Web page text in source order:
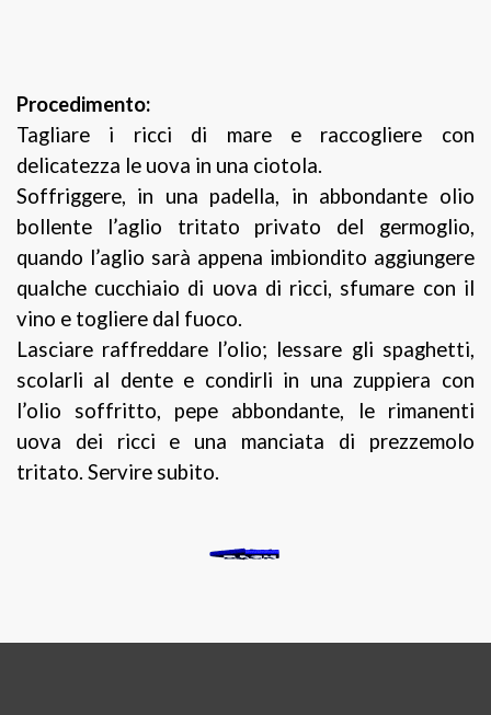
Procedimento:
Tagliare i ricci di mare e raccogliere con
delicatezza le uova in una ciotola.
Soffriggere, in una padella, in abbondante olio
bollente l’aglio tritato privato del germoglio,
quando l’aglio sarà appena imbiondito aggiungere
qualche cucchiaio di uova di ricci, sfumare con il
vino e togliere dal fuoco.
Lasciare raffreddare l’olio; lessare gli spaghetti,
scolarli al dente e condirli in una zuppiera con
l’olio soffritto, pepe abbondante, le rimanenti
uova dei ricci e una manciata di prezzemolo
tritato. Servire subito.